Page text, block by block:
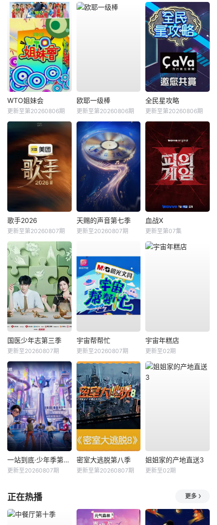
WTO姐妹会
更新至第20260806期
欧耶一级棒
更新至第20260806期
全民星攻略
更新至第20260806期
歌手2026
更新至第20260807期
天赐的声音第七季
更新至20260807期
血战X
更新至第07集
国医少年志第三季
更新至20260807期
宇宙帮帮忙
更新至20260807期
宇宙年糕店
更新至02期
一站到底·少年季第2季
更新至20260807期
密室大逃脱第八季
更新至第20260807期
姐姐家的产地直送3
更新至02期
正在热播 更多